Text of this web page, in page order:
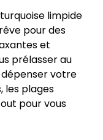
limpide
pour des
et
prélasser au
dépenser votre
les plages
pour vous